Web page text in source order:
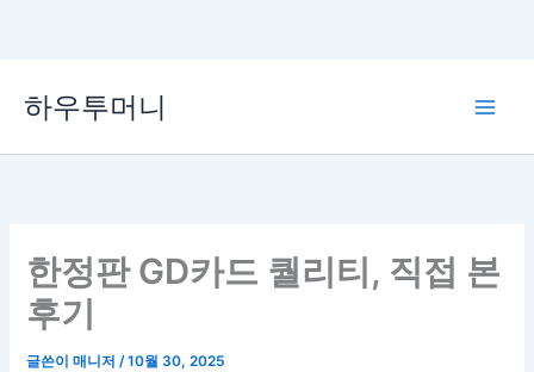
로
하우투머니
한정판 GD카드 퀄리티, 직접 본
후기
글쓴이매니저/10월 30, 2025